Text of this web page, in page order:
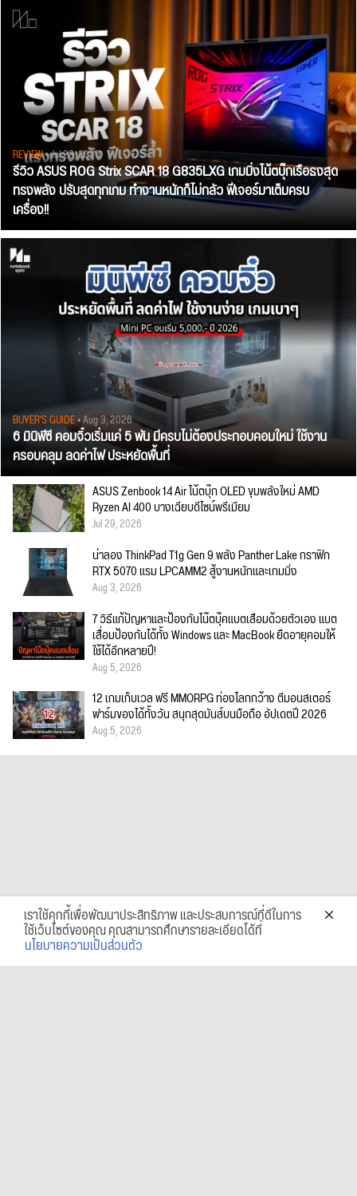
REVIEW• Jul 28, 2026
รีวิว ASUS ROG Strix SCAR 18 G835LXG เกมมิ่งโน้ตบุ๊กเรือธงสุด
ทรงพลัง ปรับสุดทุกเกม ทำงานหนักก็ไม่กลัว ฟีเจอร์มาเต็มครบ
เครื่อง!!
BUYER'S GUIDE• Aug 3, 2026
6 มินิพีซี คอมจิ๋วเริ่มแค่ 5 พัน มีครบไม่ต้องประกอบคอมใหม่ ใช้งาน
ครอบคลุม ลดค่าไฟ ประหยัดพื้นที่
ASUS Zenbook 14 Air โน้ตบุ๊ก OLED ขุมพลังใหม่ AMD
Ryzen AI 400 บางเฉียบดีไซน์พรีเมียม
Jul 29, 2026
น่าลอง ThinkPad T1g Gen 9 พลัง Panther Lake กราฟิก
RTX 5070 แรม LPCAMM2 สู้งานหนักและเกมมิ่ง
Aug 3, 2026
7 วิธีแก้ปัญหาและป้องกันโน๊ตบุ๊คแบตเสื่อมด้วยตัวเอง แบต
เสื่อมป้องกันได้ทั้ง Windows และ MacBook ยืดอายุคอมให้
ใช้ได้อีกหลายปี!
Aug 5, 2026
12 เกมเก็บเวล ฟรี MMORPG ท่องโลกกว้าง ตีมอนสเตอร์
ฟาร์มของได้ทั้งวัน สนุกสุดมันส์บนมือถือ อัปเดตปี 2026
Aug 5, 2026
เราใช้คุกกี้เพื่อพัฒนาประสิทธิภาพ และประสบการณ์ที่ดีในการ
ใช้เว็บไซต์ของคุณ คุณสามารถศึกษารายละเอียดได้ที่
นโยบายความเป็นส่วนตัว